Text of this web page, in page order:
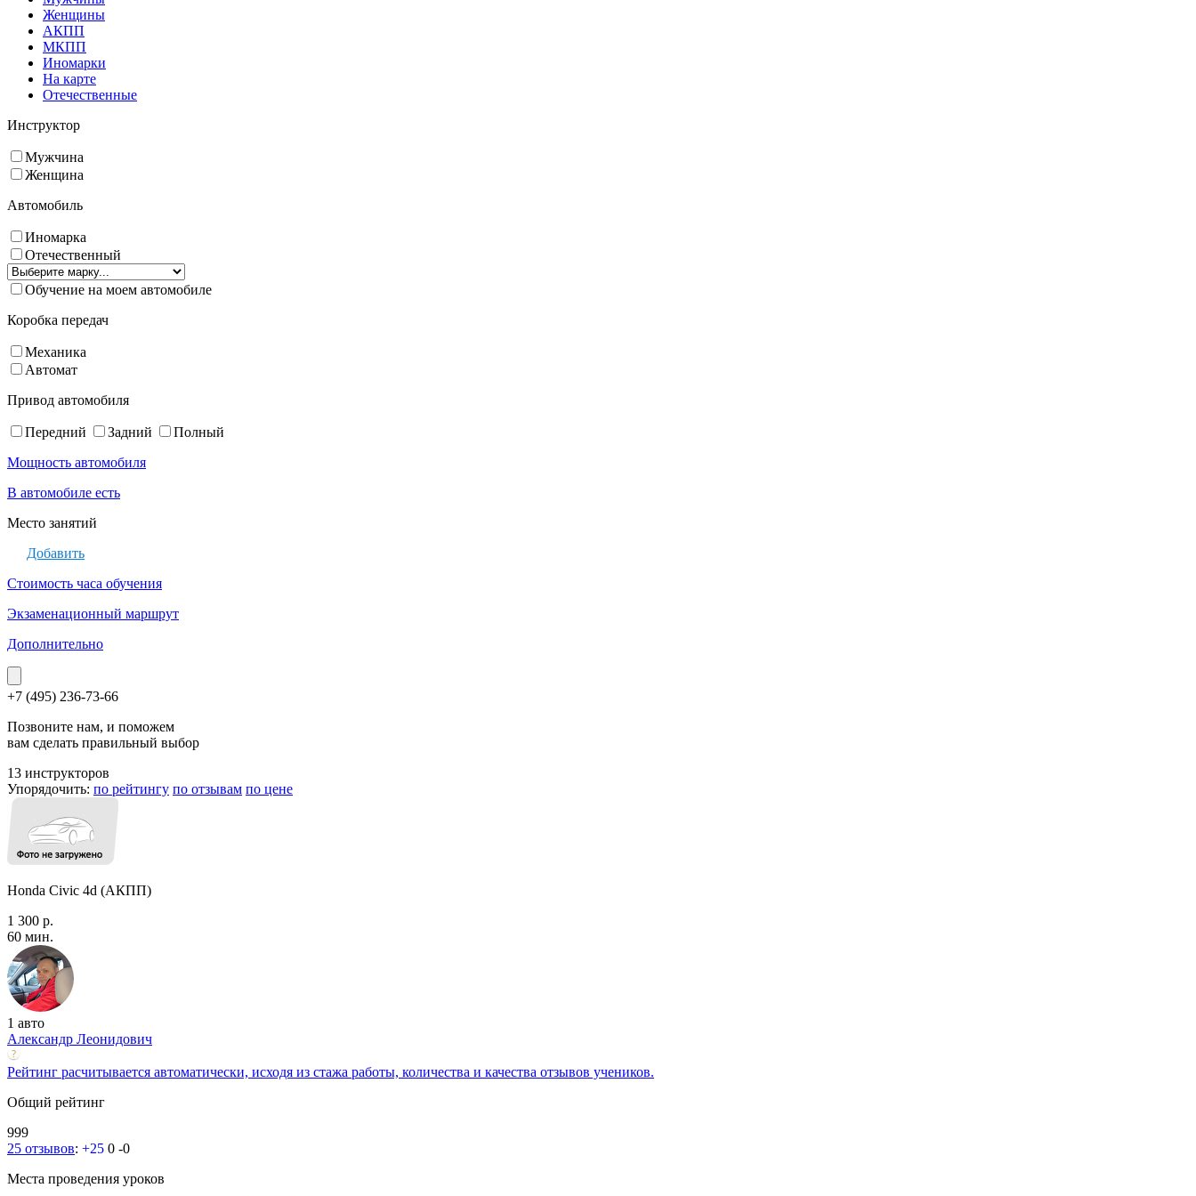
Женщины
АКПП
МКПП
Иномарки
На карте
Отечественные
Инструктор
Мужчина
Женщина
Автомобиль
Иномарка
Отечественный
Обучение на моем автомобиле
Коробка передач
Механика
Автомат
Привод автомобиля
Передний Задний
Полный
Мощность автомобиля
В автомобиле есть
Место занятий
Добавить
Стоимость часа обучения
Экзаменационный маршрут
Дополнительно
+7 (495) 236-73-66
Позвоните нам, и поможем
вам сделать правильный выбор
13 инструкторов
Упорядочить: по рейтингу по отзывам по цене
Honda Civic 4d (АКПП)
1 300 р.
60 мин.
1 авто
Александр Леонидович
Рейтинг расчитывается автоматически, исходя из стажа работы, количества и качества отзывов учеников.
Общий рейтинг
999
25 отзывов: +25 0 -0
Места проведения уроков